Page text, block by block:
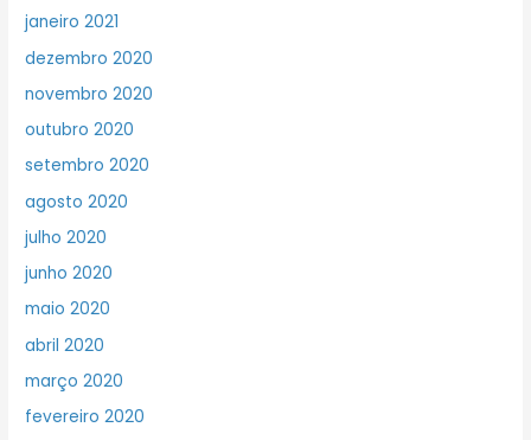
janeiro 2021
dezembro 2020
novembro 2020
outubro 2020
setembro 2020
agosto 2020
julho 2020
junho 2020
maio 2020
abril 2020
março 2020
fevereiro 2020